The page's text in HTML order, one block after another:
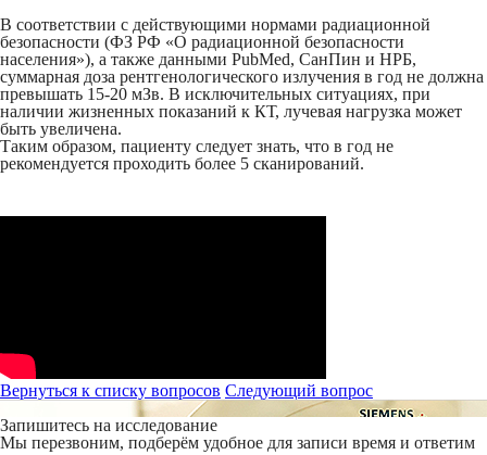
В соответствии с действующими нормами радиационной
безопасности (ФЗ РФ «О радиационной безопасности
населения»), а также данными PubMed, СанПин и НРБ,
суммарная доза рентгенологического излучения в год не должна
превышать 15-20 мЗв. В исключительных ситуациях, при
наличии жизненных показаний к КТ, лучевая нагрузка может
быть увеличена.
Таким образом, пациенту следует знать, что в год не
рекомендуется проходить более 5 сканирований.
Вернуться к списку вопросов Следующий вопрос
Запишитесь на исследование
Мы перезвоним, подберём удобное для записи время и ответим